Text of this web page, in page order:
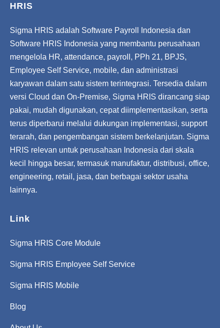
HRIS
Sigma HRIS adalah Software Payroll Indonesia dan
Software HRIS Indonesia yang membantu perusahaan
mengelola HR, attendance, payroll, PPh 21, BPJS,
Employee Self Service, mobile, dan administrasi
karyawan dalam satu sistem terintegrasi. Tersedia dalam
versi Cloud dan On-Premise, Sigma HRIS dirancang siap
pakai, mudah digunakan, cepat diimplementasikan, serta
terus diperbarui melalui dukungan implementasi, support
terarah, dan pengembangan sistem berkelanjutan. Sigma
HRIS relevan untuk perusahaan Indonesia dari skala
kecil hingga besar, termasuk manufaktur, distribusi, office,
engineering, retail, jasa, dan berbagai sektor usaha
lainnya.
Link
Sigma HRIS Core Module
Sigma HRIS Employee Self Service
Sigma HRIS Mobile
Blog